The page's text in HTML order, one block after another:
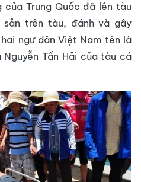
của Trung Quốc đã lên tàu
trên tàu, đánh và gây
ngư dân Việt Nam tên là
Nguyễn Tấn Hải của tàu cá